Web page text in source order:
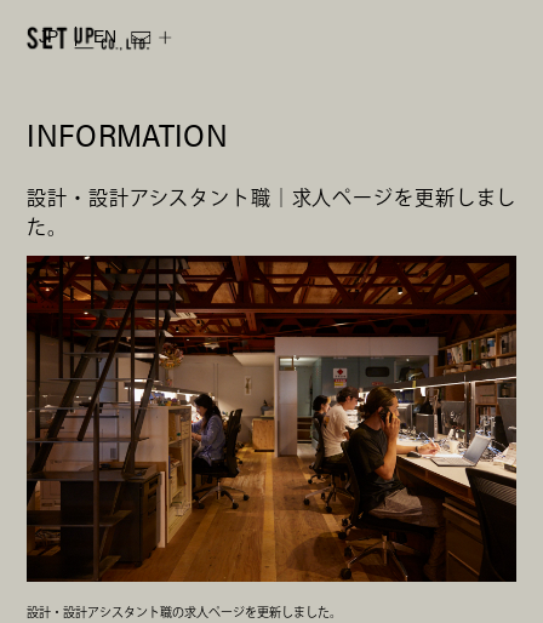
JP EN
INFORMATION
設計・設計アシスタント職｜求人ページを更新しまし
た。
設計・設計アシスタント職の求人ページを更新しました。